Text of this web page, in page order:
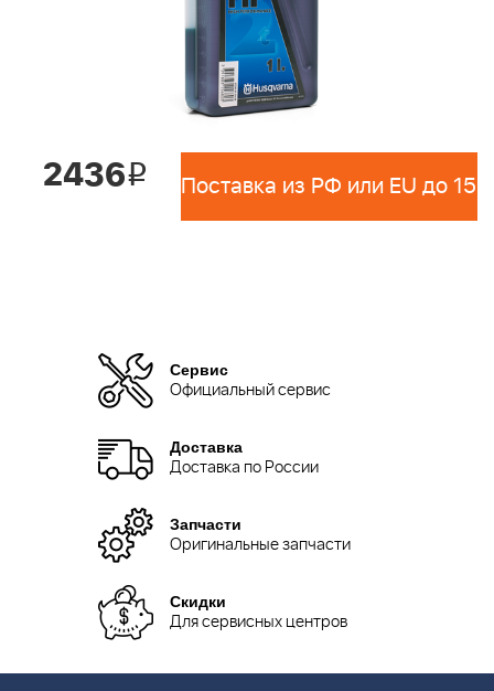
2436i
Сервис
Официальный сервис
Доставка
Доставка по России
Запчасти
Оригинальные запчасти
Скидки
Для сервисных центров